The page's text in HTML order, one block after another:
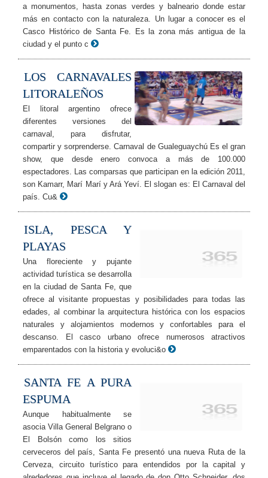
a monumentos, hasta zonas verdes y balneario donde estar
más en contacto con la naturaleza. Un lugar a conocer es el
Casco Histórico de Santa Fe. Es la zona más antigua de la
ciudad y el punto c
LOS CARNAVALES
LITORALEÑOS
El litoral argentino ofrece
diferentes versiones del
carnaval, para disfrutar,
compartir y sorprenderse. Carnaval de Gualeguaychú Es el gran
show, que desde enero convoca a más de 100.000
espectadores. Las comparsas que participan en la edición 2011,
son Kamarr, Marí Marí y Ará Yeví. El slogan es: El Carnaval del
país. Cu&
ISLA, PESCA Y
PLAYAS
Una floreciente y pujante
actividad turística se desarrolla
en la ciudad de Santa Fe, que
ofrece al visitante propuestas y posibilidades para todas las
edades, al combinar la arquitectura histórica con los espacios
naturales y alojamientos modernos y confortables para el
descanso. El casco urbano ofrece numerosos atractivos
emparentados con la historia y evoluci&o
SANTA FE A PURA
ESPUMA
Aunque habitualmente se
asocia Villa General Belgrano o
El Bolsón como los sitios
cerveceros del país, Santa Fe presentó una nueva Ruta de la
Cerveza, circuito turístico para entendidos por la capital y